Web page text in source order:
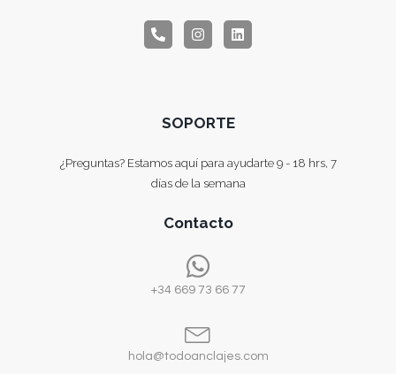
SOPORTE
¿Preguntas? Estamos aquí para ayudarte 9 - 18 hrs, 7
días de la semana
Contacto
+34 669 73 66 77
hola@todoanclajes.com